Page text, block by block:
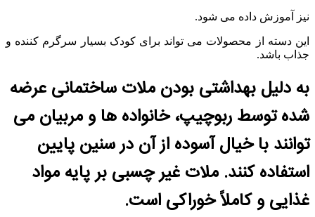
نیز آموزش داده می شود.
این دسته از محصولات می تواند برای کودک بسیار سرگرم کننده و
جذاب باشد.
به دلیل بهداشتی بودن ملات ساختمانی عرضه
شده توسط ربوچیپ، خانواده ها و مربیان می
توانند با خیال آسوده از آن در سنین پایین
استفاده کنند. ملات غیر چسبی بر پایه مواد
غذایی و کاملاً خوراکی است.